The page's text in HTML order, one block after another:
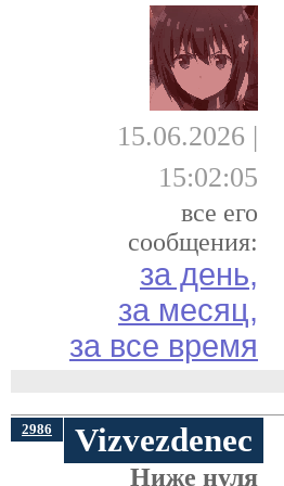
15.06.2026 |
15:02:05
все его
сообщения:
за день,
за месяц,
за все время
2986 Vizvezdenec
Ниже нуля